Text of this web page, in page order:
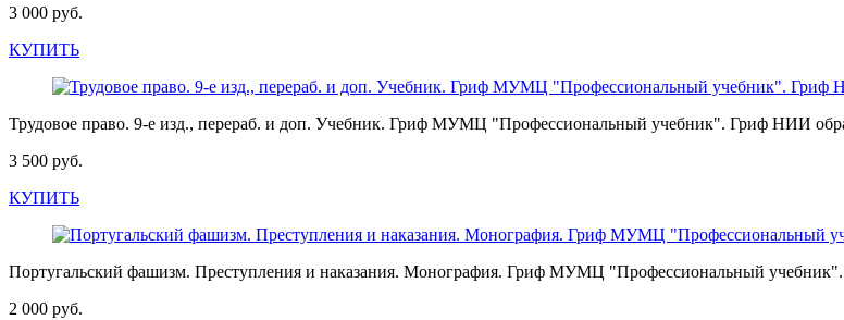
3 000 руб.
КУПИТЬ
Трудовое право. 9-е изд., перераб. и доп. Учебник. Гриф МУМЦ "Профессиональный учебник". Гриф НИИ
3 500 руб.
КУПИТЬ
Португальский фашизм. Преступления и наказания. Монография. Гриф МУМЦ "Профессиональный
2 000 руб.